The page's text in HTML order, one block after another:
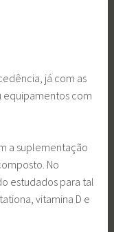
já com as
equipamentos com
a suplementação
No
estudados para tal
vitamina D e